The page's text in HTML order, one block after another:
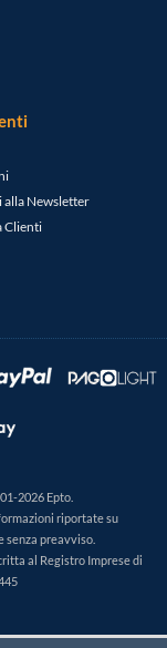
alla Newsletter
Clienti
2026 Epto.
riportate su
senza preavviso.
al Registro Imprese di